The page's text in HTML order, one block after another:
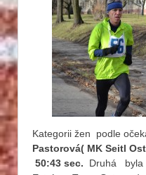
Kategorii žen podle
Pastorová( MK Seitl
50:43 sec. Druhá byla